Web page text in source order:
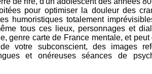
pour optimiser la douleur des
humoristiques totalement
tous ces lieux, personnages et
genre carte de France mentale, et
votre subconscient, des images
et onéreuses séances de